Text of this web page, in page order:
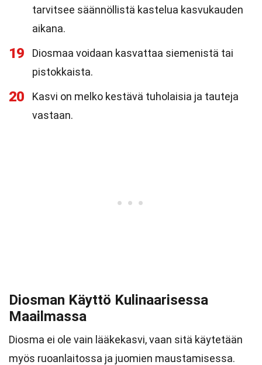
tarvitsee säännöllistä kastelua kasvukauden
aikana.
19
Diosmaa voidaan kasvattaa siemenistä tai
pistokkaista.
20
Kasvi on melko kestävä tuholaisia ja tauteja
vastaan.
Diosman Käyttö Kulinaarisessa
Maailmassa
Diosma ei ole vain lääkekasvi, vaan sitä käytetään
myös ruoanlaitossa ja juomien maustamisessa.